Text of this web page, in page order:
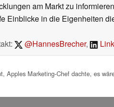
am Markt zu
Einblicke in die Eigenheiten
@HannesBrecher,
Apples Marketing-Chef dachte, es